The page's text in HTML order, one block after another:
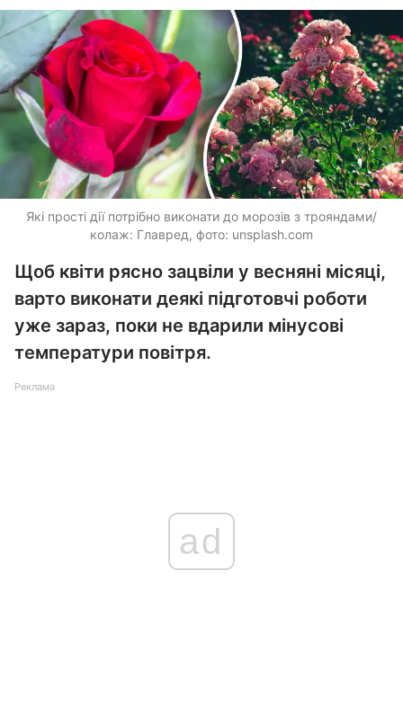
Які прості дії потрібно виконати до морозів з трояндами/
колаж: Главред, фото: unsplash.com
Щоб квіти рясно зацвіли у весняні місяці,
варто виконати деякі підготовчі роботи
уже зараз, поки не вдарили мінусові
температури повітря.
Реклама
ad